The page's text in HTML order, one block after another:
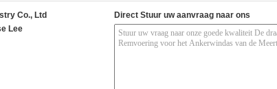
Co., Ltd
Lee
Direct Stuur uw aanvraag naar ons